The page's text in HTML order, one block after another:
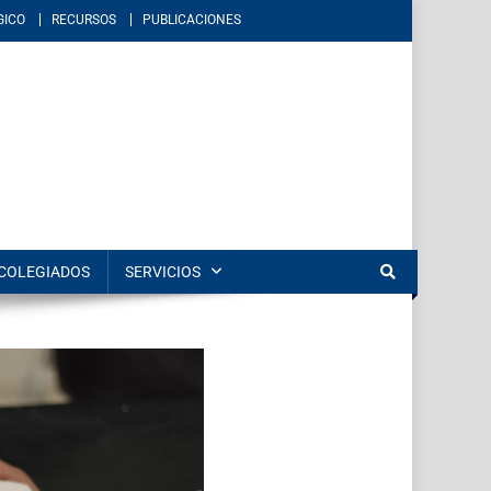
RECURSOS PUBLICACIONES
SERVICIOS